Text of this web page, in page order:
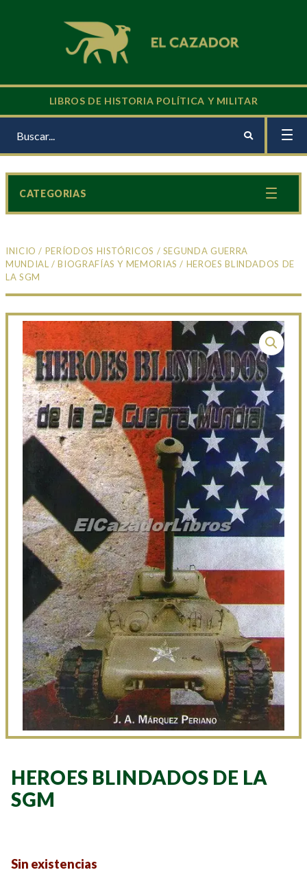
LIBROS DE HISTORIA POLÍTICA Y MILITAR
INICIO / PERÍODOS HISTÓRICOS / SEGUNDA GUERRA
MUNDIAL /BIOGRAFÍAS Y MEMORIAS / HEROES BLINDADOS DE
LA SGM
HEROES BLINDADOS DE LA
SGM
Sin existencias
CATEGORIAS